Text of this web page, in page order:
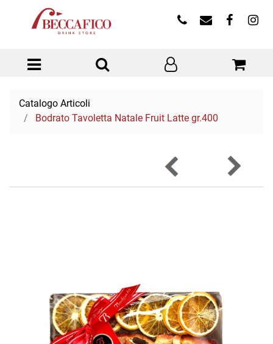
Open menu
Catalogo Articoli
Bodrato Tavoletta Natale Fruit Latte gr.400